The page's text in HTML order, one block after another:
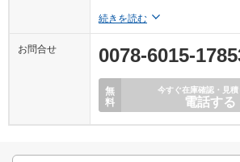
続きを読む
お問合せ 0078-6015-
無
料
今すぐ在庫確認・見
電話する